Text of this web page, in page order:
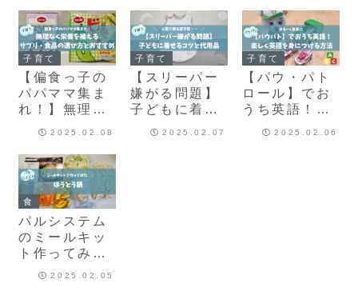
ッツ炒め
分に合う？
子育て
【偏食っ子の
パパママ集ま
れ！】無理な
品の選び方と
おすすめ商品
2025.02.08
子育て
【スリーパー
嫌がる問題】
子どもに着せ
2025.02.07
子育て
【パウ・パト
ロール】でお
うち英語！楽
2025.02.06
食
パルシステム
のミールキッ
ト作ってみ
た！【ほうと
2025.02.05